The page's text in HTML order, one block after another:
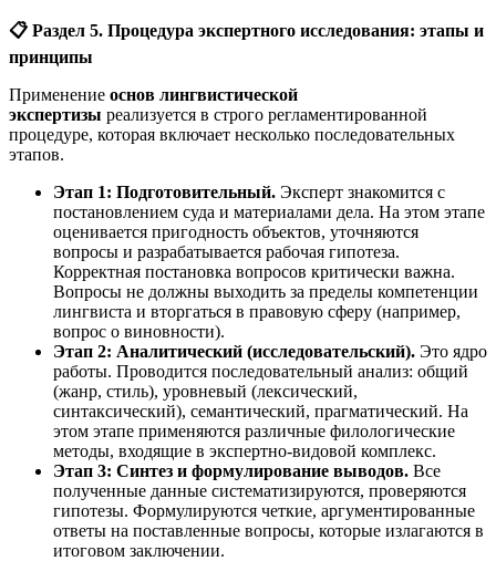
📋 Раздел 5. Процедура экспертного исследования: этапы и
принципы
Применение основ лингвистической
экспертизы реализуется в строго регламентированной
процедуре, которая включает несколько последовательных
этапов.
Этап 1: Подготовительный. Эксперт знакомится с
постановлением суда и материалами дела. На этом этапе
оценивается пригодность объектов, уточняются
вопросы и разрабатывается рабочая гипотеза.
Корректная постановка вопросов критически важна.
Вопросы не должны выходить за пределы компетенции
лингвиста и вторгаться в правовую сферу (например,
вопрос о виновности).
Этап 2: Аналитический (исследовательский). Это ядро
работы. Проводится последовательный анализ: общий
(жанр, стиль), уровневый (лексический,
синтаксический), семантический, прагматический. На
этом этапе применяются различные филологические
методы, входящие в экспертно-видовой комплекс.
Этап 3: Синтез и формулирование выводов. Все
полученные данные систематизируются, проверяются
гипотезы. Формулируются четкие, аргументированные
ответы на поставленные вопросы, которые излагаются в
итоговом заключении.